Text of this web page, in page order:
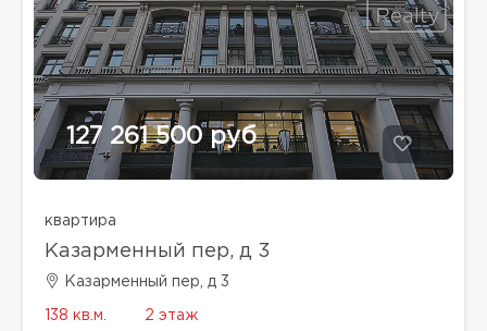
127 261 500 руб
квартира
Казарменный пер, д 3
Казарменный пер, д 3
138 кв.м. 2 этаж